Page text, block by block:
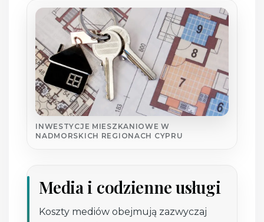
INWESTYCJE MIESZKANIOWE W
NADMORSKICH REGIONACH CYPRU
Media i codzienne usługi
Koszty mediów obejmują zazwyczaj